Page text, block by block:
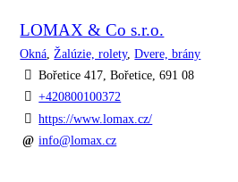
LOMAX & Co s.r.o.
Okná Žalúzie, rolety,Dvere, brány
Bořetice 417, Bořetice, 691 08
+420800100372
https://www.lomax.cz/
info@lomax.cz